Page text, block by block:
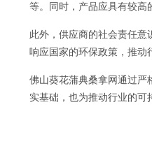
等。同时，产品应具有较高
此外，供应商的社会责任意
响应国家的环保政策，推动
佛山葵花蒲典桑拿网通过严
实基础，也为推动行业的可